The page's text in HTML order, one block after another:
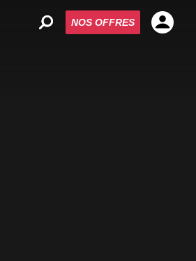
NOS OFFRES